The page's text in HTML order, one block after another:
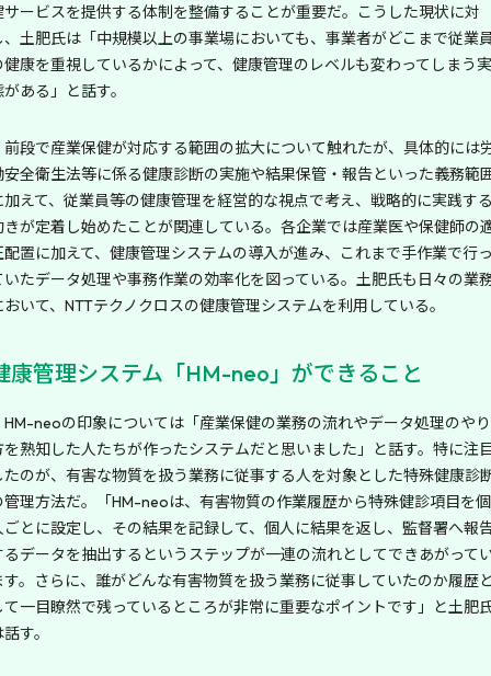
サービスを提供する体制を整備することが重要だ。こうした現状に対
、土肥氏は「中規模以上の事業場においても、事業者がどこまで従業
健康を重視しているかによって、健康管理のレベルも変わってしまう実
ある」と話す。
前段で産業保健が対応する範囲の拡大について触れたが、具体的には
安全衛生法等に係る健康診断の実施や結果保管・報告といった義務範
加えて、従業員等の健康管理を経営的な視点で考え、戦略的に実践す
きが定着し始めたことが関連している。各企業では産業医や保健師の
配置に加えて、健康管理システムの導入が進み、これまで手作業で行
いたデータ処理や事務作業の効率化を図っている。土肥氏も日々の業
おいて、NTTテクノクロスの健康管理システムを利用している。
康管理システム「HM-neo」ができること
HM-neoの印象については「産業保健の業務の流れやデータ処理のやり
を熟知した人たちが作ったシステムだと思いました」と話す。特に注
たのが、有害な物質を扱う業務に従事する人を対象とした特殊健康診
管理方法だ。「HM-neoは、有害物質の作業履歴から特殊健診項目を個
ごとに設定し、その結果を記録して、個人に結果を返し、監督署へ報
るデータを抽出するというステップが一連の流れとしてできあがって
す。さらに、誰がどんな有害物質を扱う業務に従事していたのか履歴
て一目瞭然で残っているところが非常に重要なポイントです」と土肥
す。